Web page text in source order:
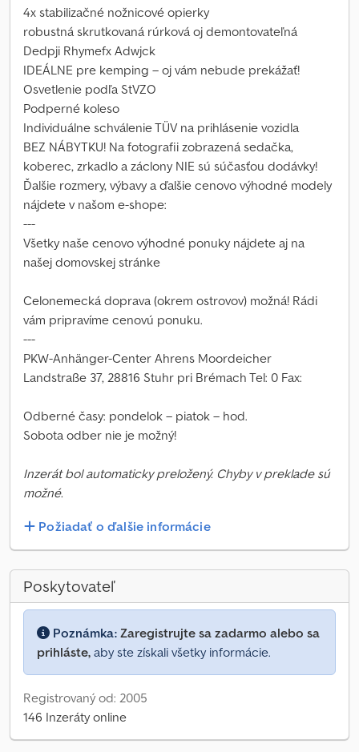
4x stabilizačné nožnicové opierky
robustná skrutkovaná rúrková oj demontovateľná
Dedpji Rhymefx Adwjck
IDEÁLNE pre kemping – oj vám nebude prekážať!
Osvetlenie podľa StVZO
Podperné koleso
Individuálne schválenie TÜV na prihlásenie vozidla
BEZ NÁBYTKU! Na fotografii zobrazená sedačka,
koberec, zrkadlo a záclony NIE sú súčasťou dodávky!
Ďalšie rozmery, výbavy a ďalšie cenovo výhodné modely
nájdete v našom e-shope:
---
Všetky naše cenovo výhodné ponuky nájdete aj na
našej domovskej stránke
Celonemecká doprava (okrem ostrovov) možná! Rádi
vám pripravíme cenovú ponuku.
---
PKW-Anhänger-Center Ahrens Moordeicher
Landstraße 37, 28816 Stuhr pri Brémach Tel: 0 Fax:
Odberné časy: pondelok – piatok – hod.
Sobota odber nie je možný!
Inzerát bol automaticky preložený. Chyby v preklade sú
možné.
Požiadať o ďalšie informácie
Poskytovateľ
Poznámka: Zaregistrujte sa zadarmo alebo sa
prihláste, aby ste získali všetky informácie.
Registrovaný od: 2005
146 Inzeráty online